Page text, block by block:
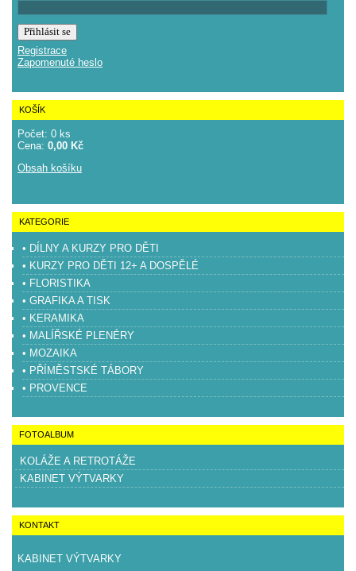
Registrace
Zapomenuté heslo
KOŠÍK
Počet: 0 ks
Cena: 0,00 Kč
Obsah košíku
KATEGORIE
• DÍLNY A KURZY PRO DĚTI
• KURZY PRO DĚTI 12+ A DOSPĚLÉ
• FLORISTIKA
• GRAFIKA A TISK
• KERAMIKA
• MALÍŘSKÉ PLENÉRY
• MOZAIKA
• PŘÍMĚSTSKÉ TÁBORY
• PROVENCE
FOTOALBUM
KOLÁŽE A RETROTÁŽE
KABINET VÝTVARKY
KONTAKT
KABINET VÝTVARKY